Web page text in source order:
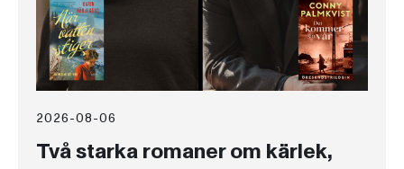
2026-08-06
Två starka romaner om kärlek,